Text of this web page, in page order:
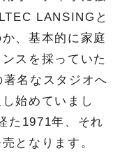
LANSINGと
、基本的に家庭
スを採っていた
名なスタジオへ
始めていまし
た1971年、それ
となります。